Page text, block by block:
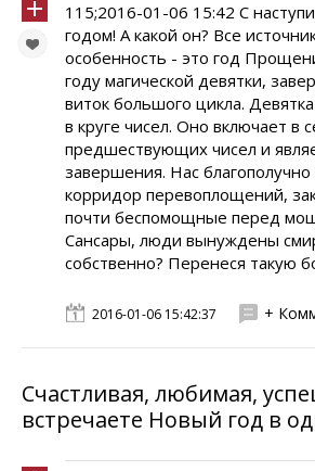
115;2016-01-06 15:42 С
годом! А какой он? Все
особенность - это год
году магической девятки,
виток большого цикла.
в круге чисел. Оно включает в
предшествующих чисел и
завершения. Нас благополучно
корридор перевоплощений,
почти беспомощные перед
Сансары, люди вынуждены
собственно? Перенеся такую
2016-01-06 15:42:37 +
Счастливая, любимая,
встречаете Новый год в